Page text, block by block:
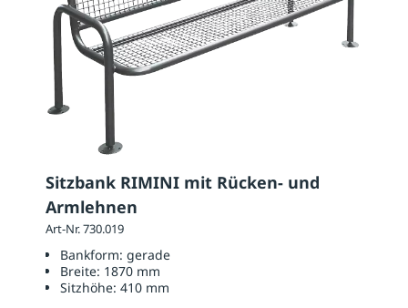
Sitzbank RIMINI mit Rücken- und
Armlehnen
Art-Nr. 730.019
Bankform: gerade
Breite: 1870 mm
Sitzhöhe: 410 mm